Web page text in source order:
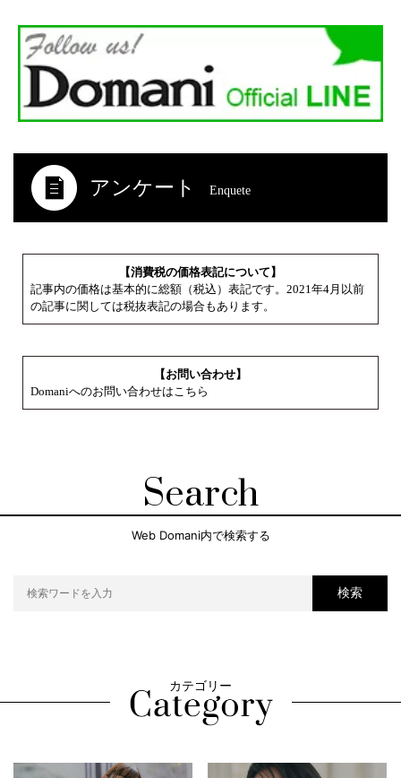
アンケート Enquete
【消費税の価格表記について】
記事内の価格は基本的に総額（税込）表記です。2021年4月以前
の記事に関しては税抜表記の場合もあります。
【お問い合わせ】
Domaniへのお問い合わせはこちら
Search
Web Domani内で検索する
検索
カテゴリー